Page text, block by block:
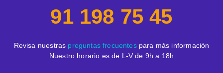
91 198 75 45
Revisa nuestras preguntas frecuentespara más información
Nuestro horario es de L-V de 9h a 18h